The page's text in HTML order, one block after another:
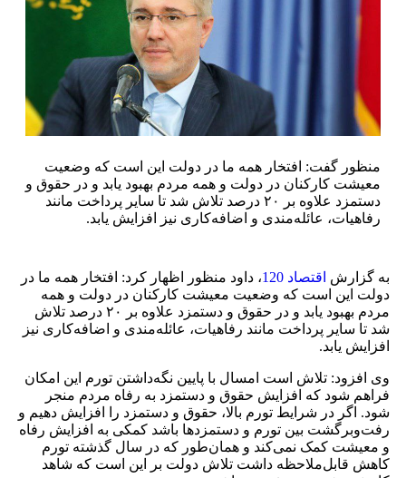
منظور گفت: افتخار همه ما در دولت این است که وضعیت
معیشت کارکنان در دولت و همه مردم بهبود یابد و در حقوق و
دستمزد علاوه بر ۲۰ درصد تلاش شد تا سایر پرداخت مانند
رفاهیات، عائله‌مندی و اضافه‌کاری نیز افزایش یابد.
به گزارش اقتصاد 120
، داود منظور اظهار کرد: افتخار همه ما در
دولت این است که وضعیت معیشت کارکنان در دولت و همه
مردم بهبود یابد و در حقوق و دستمزد علاوه بر ۲۰ درصد تلاش
شد تا سایر پرداخت مانند رفاهیات، عائله‌مندی و اضافه‌کاری نیز
افزایش یابد.
وی افزود: تلاش است امسال با پایین نگه‌داشتن تورم این امکان
فراهم شود که افزایش حقوق و دستمزد به رفاه مردم منجر
شود. اگر در شرایط تورم بالا، حقوق و دستمزد را افزایش دهیم و
رفت‌وبرگشت بین تورم و دستمزدها باشد کمکی به افزایش رفاه
و معیشت کمک نمی‌کند و همان‌طور که در سال گذشته تورم
کاهش قابل‌ملاحظه داشت تلاش دولت بر این است که شاهد